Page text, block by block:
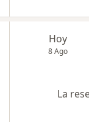
Hoy
8 Ago
La